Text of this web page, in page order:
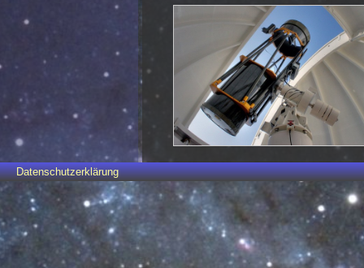
Datenschutzerklärung